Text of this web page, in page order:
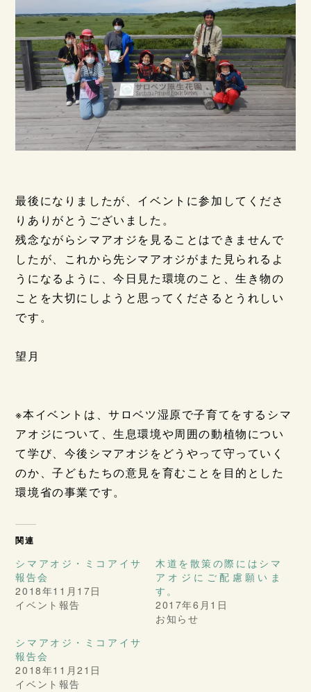
最後になりましたが、イベントに参加してくださ
りありがとうございました。
残念ながらシマアオジを見ることはできませんで
したが、これから先シマアオジがまた見られるよ
うになるように、今日見た環境のこと、生き物の
ことを大切にしようと思ってくださるとうれしい
です。
望月
※本イベントは、サロベツ湿原で子育てをするシマ
アオジについて、生息環境や周囲の動植物につい
て学び、今後シマアオジをどうやって守っていく
のか、子どもたちの意見を育むことを目的とした
環境省の事業です。
関連
シマアオジ・ミコアイサ
報告会
2018年11月17日
イベント報告
木道を散策の際にはシマ
アオジにご配慮願いま
す。
2017年6月1日
お知らせ
シマアオジ・ミコアイサ
報告会
2018年11月21日
イベント報告